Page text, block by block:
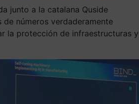
junto a la catalana Quside
números verdaderamente
la protección de infraestructuras y